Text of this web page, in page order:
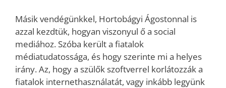
Másik vendégünkkel, Hortobágyi Ágostonnal is
azzal kezdtük, hogyan viszonyul ő a social
mediához. Szóba került a fiatalok
médiatudatossága, és hogy szerinte mi a helyes
irány. Az, hogy a szülők szoftverrel korlátozzák a
fiatalok internethasználatát, vagy inkább legyünk